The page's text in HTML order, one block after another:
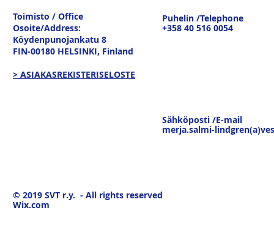
keskustelu
19.3.26
Toimisto / Office
Osoite/Address:
Köydenpunojankatu 8
FIN-00180 HELSINKI, Finland
> ASIAKASREKISTERISELOSTE
Puhelin /Telephone
+358 40 516 0054
Sähköposti /E-mail
merja.salmi-
© 2019 SVT r.y. - All rights reserved
Wix.com